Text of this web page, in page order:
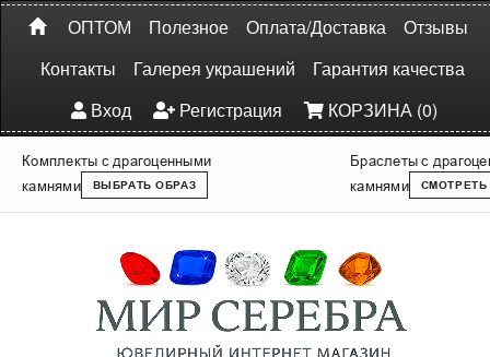
ОПТОМ Полезное Оплата/Доставка
Отзывы
Контакты
Галерея украшений
Гарантия качества
Вход
Регистрация КОРЗИНА (0)
Комплекты с драгоценными
камнями
ВЫБРАТЬ ОБРАЗ
Браслеты с
камнями
СМОТРЕТЬ